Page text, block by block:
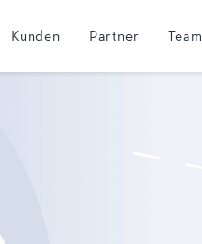
Navigation
überspringen
Kunden Partner Team